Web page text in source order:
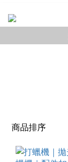
商品排序